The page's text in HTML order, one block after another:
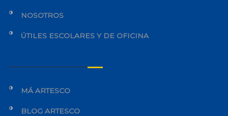
NOSOTROS
ÚTILES ESCOLARES Y DE OFICINA
MÁ ARTESCO
BLOG ARTESCO